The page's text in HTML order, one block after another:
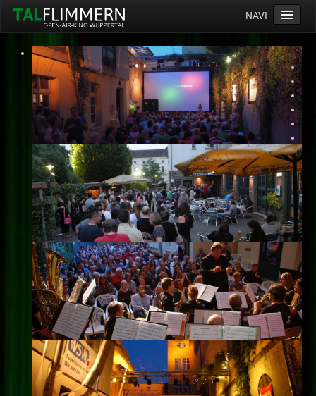
NAVI
Home
Programm
Service
Ticketinfos
Ort
Anreise
Wetter
Kinogutschein
Konzept
Archiv
Kontakt
Impressum
Datenschutz